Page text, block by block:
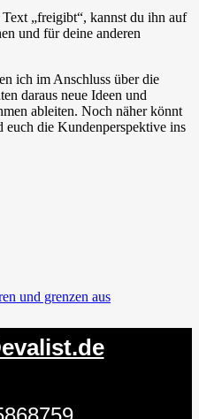
„freigibt“, kannst du ihn auf
und für deine anderen
ich im Anschluss über die
daraus neue Ideen und
ableiten. Noch näher könnt
die Kundenperspektive ins
und grenzen aus